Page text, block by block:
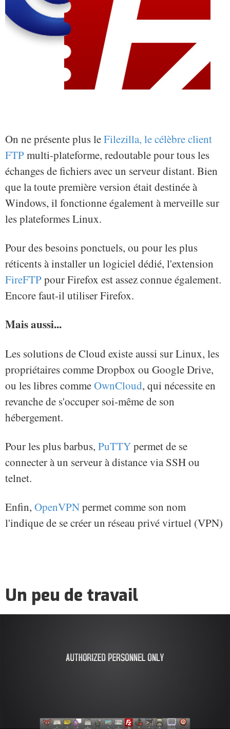
On ne présente plus leFilezilla, le célèbre client
FTPmulti-plateforme, redoutable pour tous les
échanges de fichiers avec un serveur distant. Bien
que la toute première version était destinée à
Windows, il fonctionne également à merveille sur
les plateformes Linux.
Pour des besoins ponctuels, ou pour les plus
réticents à installer un logiciel dédié, l'extension
FireFTPpour Firefox est assez connue également.
Encore faut-il utiliser Firefox.
Mais aussi...
Les solutions de Cloud existe aussi sur Linux, les
propriétaires comme Dropbox ou Google Drive,
ou les libres commeOwnCloud, qui nécessite en
revanche de s'occuper soi-même de son
hébergement.
Pour les plus barbus, PuTTYpermet de se
connecter à un serveur à distance via SSH ou
telnet.
Enfin, OpenVPNpermet comme son nom
l'indique de se créer un réseau privé virtuel (VPN)
Un peu de travail